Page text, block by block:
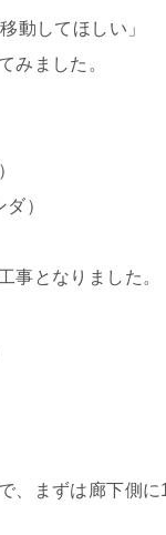
動してほしい」
みました。
）
事となりました。
、まずは廊下側